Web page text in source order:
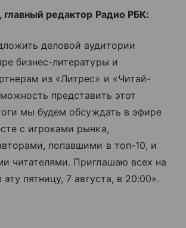
главный редактор Радио РБК:
деловой аудитории
бизнес-литературы и
из «Литрес» и «Читай-
представить этот
мы будем обсуждать в эфире
с игроками рынка,
попавшими в топ-10, и
читателями. Приглашаю всех на
пятницу, 7 августа, в 20:00».